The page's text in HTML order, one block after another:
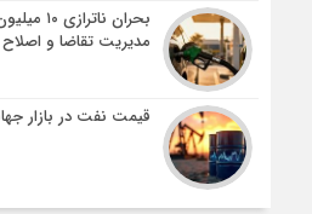
بحران
مدیریت تقاضا و اصلاح
قیمت نفت در بازار